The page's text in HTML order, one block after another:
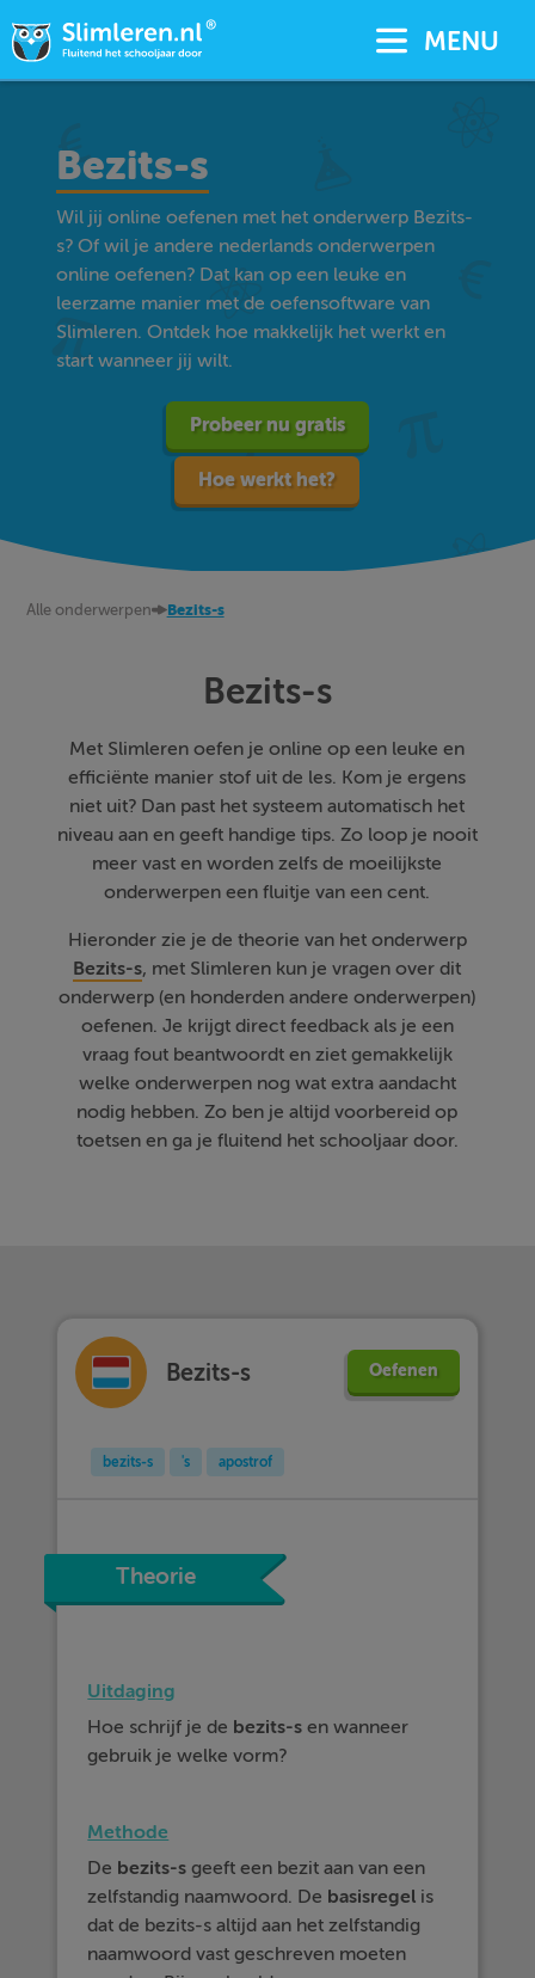
MENU
Bezits-s
Wil jij online oefenen met het onderwerp Bezits-
s? Of wil je andere nederlands onderwerpen
online oefenen? Dat kan op een leuke en
leerzame manier met de oefensoftware van
Slimleren. Ontdek hoe makkelijk het werkt en
start wanneer jij wilt.
Probeer nu gratis
Hoe werkt het?
Alle onderwerpen Bezits-s
Bezits-s
Met Slimleren oefen je online op een leuke en
efficiënte manier stof uit de les. Kom je ergens
niet uit? Dan past het systeem automatisch het
niveau aan en geeft handige tips. Zo loop je nooit
meer vast en worden zelfs de moeilijkste
onderwerpen een fluitje van een cent.
Hieronder zie je de theorie van het onderwerp
Bezits-s, met Slimleren kun je vragen over dit
onderwerp (en honderden andere onderwerpen)
oefenen. Je krijgt direct feedback als je een
vraag fout beantwoordt en ziet gemakkelijk
welke onderwerpen nog wat extra aandacht
nodig hebben. Zo ben je altijd voorbereid op
toetsen en ga je fluitend het schooljaar door.
Bezits-s Oefenen
bezits-s 's apostrof
Theorie
Uitdaging
Hoe schrijf je de bezits-s en wanneer
gebruik je welke vorm?
Methode
De bezits-s geeft een bezit aan van een
zelfstandig naamwoord. De basisregel is
dat de bezits-s altijd aan het zelfstandig
naamwoord vast geschreven moeten